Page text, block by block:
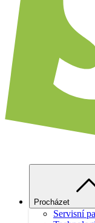
Procházet
Servisní